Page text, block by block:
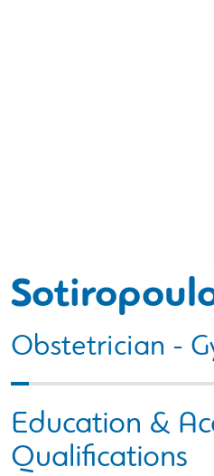
Obstetrician -
Education &
Qualifications